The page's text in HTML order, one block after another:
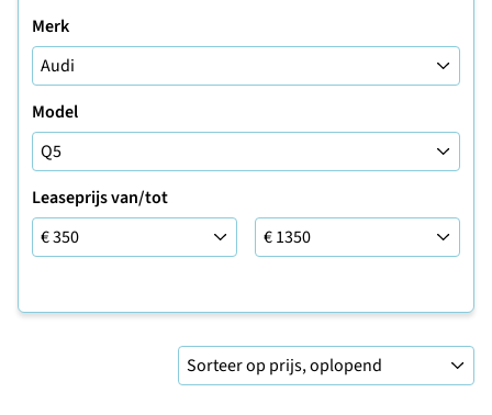
Merk
Model
Leaseprijs van/tot
Leaseprijs tot